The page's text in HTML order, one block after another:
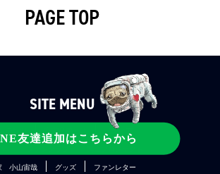
PAGE TOP
友達追加はこちらから
SITE MENU
メディア
小山宙哉 グッズ ファンレター